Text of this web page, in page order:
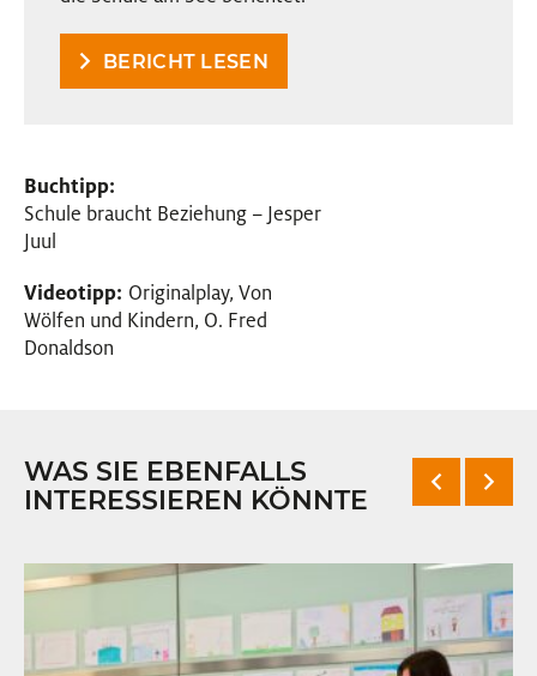
BERICHT LESEN
Buchtipp:
Schule braucht Beziehung – Jesper
Juul
Videotipp: Originalplay, Von
Wölfen und Kindern, O. Fred
Donaldson
WAS SIE EBENFALLS
INTERESSIEREN KÖNNTE